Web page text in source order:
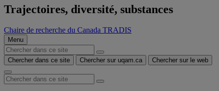
Trajectoires, diversité, substances
Chaire de recherche du Canada TRADIS
Menu
Chercher dans ce site Chercher sur uqam.ca Chercher sur le web